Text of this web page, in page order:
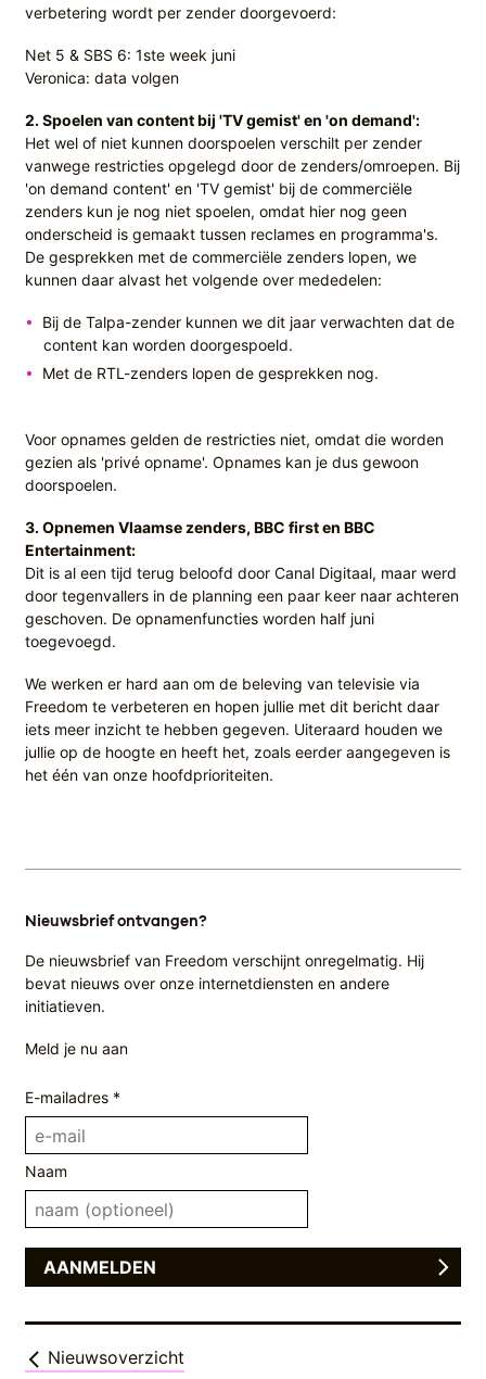
verbetering wordt per zender doorgevoerd:
Net 5 & SBS 6: 1ste week juni
Veronica: data volgen
2. Spoelen van content bij 'TV gemist' en 'on demand':
Het wel of niet kunnen doorspoelen verschilt per zender
vanwege restricties opgelegd door de zenders/omroepen. Bij
'on demand content' en 'TV gemist' bij de commerciële
zenders kun je nog niet spoelen, omdat hier nog geen
onderscheid is gemaakt tussen reclames en programma's.
De gesprekken met de commerciële zenders lopen, we
kunnen daar alvast het volgende over mededelen:
Bij de Talpa-zender kunnen we dit jaar verwachten dat de
content kan worden doorgespoeld.
Met de RTL-zenders lopen de gesprekken nog.
Voor opnames gelden de restricties niet, omdat die worden
gezien als 'privé opname'. Opnames kan je dus gewoon
doorspoelen.
3. Opnemen Vlaamse zenders, BBC first en BBC
Entertainment:
Dit is al een tijd terug beloofd door Canal Digitaal, maar werd
door tegenvallers in de planning een paar keer naar achteren
geschoven. De opnamenfuncties worden half juni
toegevoegd.
We werken er hard aan om de beleving van televisie via
Freedom te verbeteren en hopen jullie met dit bericht daar
iets meer inzicht te hebben gegeven. Uiteraard houden we
jullie op de hoogte en heeft het, zoals eerder aangegeven is
het één van onze hoofdprioriteiten.
Nieuwsbrief ontvangen?
De nieuwsbrief van Freedom verschijnt onregelmatig. Hij
bevat nieuws over onze internetdiensten en andere
initiatieven.
Meld je nu aan
E-mailadres *
Naam
Nieuwsoverzicht